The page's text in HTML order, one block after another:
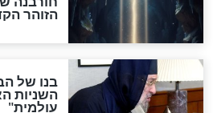
לכל המאמרים